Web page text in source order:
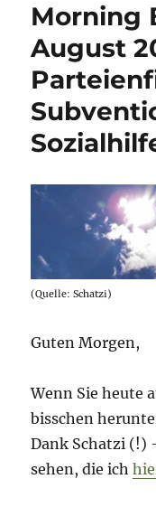
Morning
August
(Quelle: Schatzi)
Guten Morgen,
Wenn Sie heute
bisschen
Dank Schatzi (!)
sehen, die ich